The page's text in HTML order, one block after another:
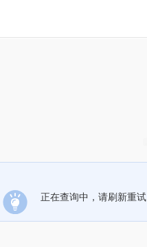
正在查询中，请刷新重试